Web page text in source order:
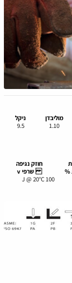
מוליבדן
ניקל
1.10
9.5
חוזקנגיפה
שרפיv
100 J @ 20°C